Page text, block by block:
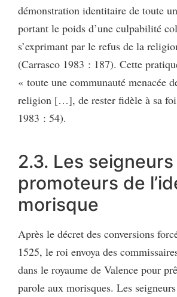
démonstration identitaire de toute
portant le poids d’une culpabilité
s’exprimant par le refus de la
(Carrasco 1983 : 187). Cette
« toute une communauté menacée
religion […], de rester fidèle à sa foi
1983 : 54).
2.3. Les seigneurs
promoteurs de
morisque
Après le décret des conversions
1525, le roi envoya des
dans le royaume de Valence pour
parole aux morisques. Les